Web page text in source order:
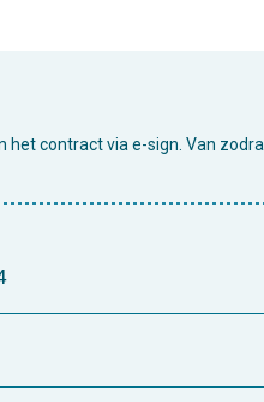
het contract via e-sign. Van